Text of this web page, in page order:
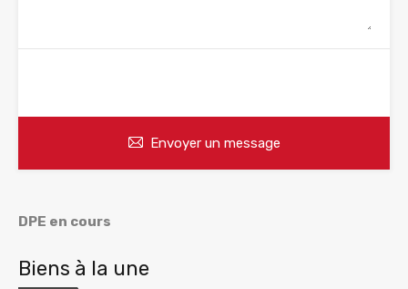
Envoyer un message
DPE en cours
Biens à la une